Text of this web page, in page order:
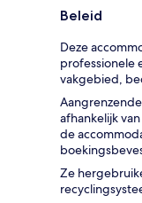
Beleid
Deze
professionele
vakgebied,
afhankelijk
de
Ze